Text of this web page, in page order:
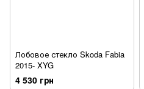
Лобовое стекло Skoda Fabia
2015- XYG
4 530 грн